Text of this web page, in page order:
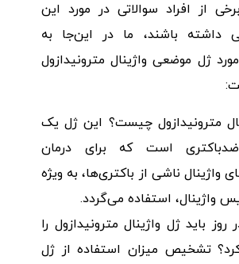
از افراد سوالاتی در مورد این
داشته باشند، ما در این‌جا به
ژل موضعی واژینال مترونیدازول
مترونیدازول چیست؟ این ژل یک
است که برای درمان
واژینال ناشی از باکتری‌ها، به ویژه
واژینال، استفاده می‌گردد.
روز باید ژل واژینال مترونیدازول را
تشخیص میزان استفاده از ژل